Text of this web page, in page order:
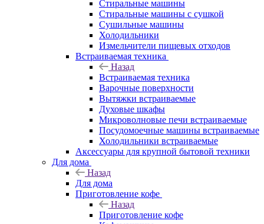
Стиральные машины
Стиральные машины с сушкой
Сушильные машины
Холодильники
Измельчители пищевых отходов
Встраиваемая техника
Назад
Встраиваемая техника
Варочные поверхности
Вытяжки встраиваемые
Духовые шкафы
Микроволновые печи встраиваемые
Посудомоечные машины встраиваемые
Холодильники встраиваемые
Аксессуары для крупной бытовой техники
Для дома
Назад
Для дома
Приготовление кофе
Назад
Приготовление кофе